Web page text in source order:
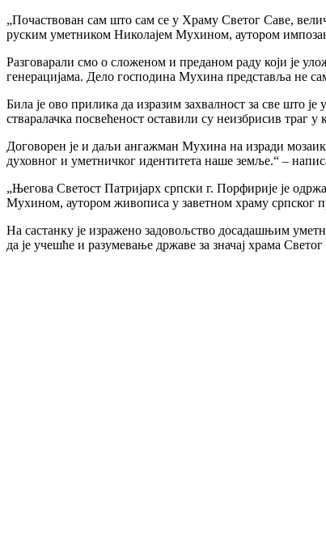
„Почаствован сам што сам се у Храму Светог Саве,
руским уметником Николајем Мухином, аутором
Разговарали смо о сложеном и преданом раду који је
генерацијама. Дело господина Мухина представља не
Била је ово прилика да изразим захвалност за све што
стваралачка посвећеност оставили су неизбрисив траг у
Договорен је и даљи ангажман Мухина на изради
духовног и уметничког идентитета наше земље.“ –
„Његова Светост Патријарх српски г. Порфирије је
Мухином, аутором живописа у заветном храму српског
На састанку је изражено задовољство досадашњим
да је учешће и разумевање државе за значај храма